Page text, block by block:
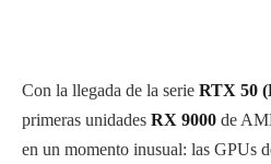
Con la llegada de la serie RTX 50
primeras unidades RX 9000 de
en un momento inusual: las GPUs